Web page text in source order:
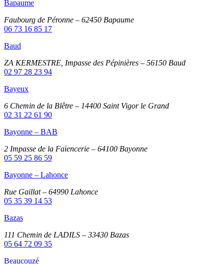
Bapaume
Faubourg de Péronne – 62450 Bapaume
06 73 16 85 17
Baud
ZA KERMESTRE, Impasse des Pépinières – 56150 Baud
02 97 28 23 94
Bayeux
6 Chemin de la Blêtre – 14400 Saint Vigor le Grand
02 31 22 61 90
Bayonne – BAB
2 Impasse de la Faïencerie – 64100 Bayonne
05 59 25 86 59
Bayonne – Lahonce
Rue Gaillat – 64990 Lahonce
05 35 39 14 53
Bazas
111 Chemin de LADILS – 33430 Bazas
05 64 72 09 35
Beaucouzé